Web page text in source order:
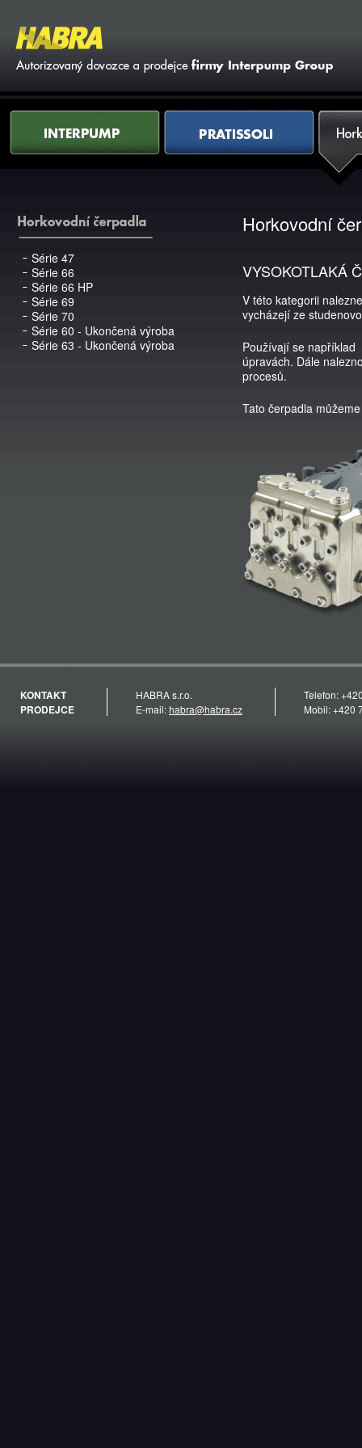
Interpump Pratissoli
Horkovodní
VYSOKOTLAKÁ
V této kategorii
vycházejí ze
Používají se například
úpravách. Dále
procesů.
Tato čerpadla
Série 47
Série 66
Série 66 HP
Série 69
Série 70
Série 60 - Ukončená výroba
Série 63 - Ukončená výroba
KONTAKT
PRODEJCE
HABRA s.r.o.
E-mail:habra@habra.cz
Telefon:
Mobil: +420